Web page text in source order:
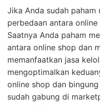
Jika Anda sudah
perbedaan antara
Saatnya Anda paham
antara online shop dan
memanfaatkan jasa
mengoptimalkan
online shop dan
sudah gabung di